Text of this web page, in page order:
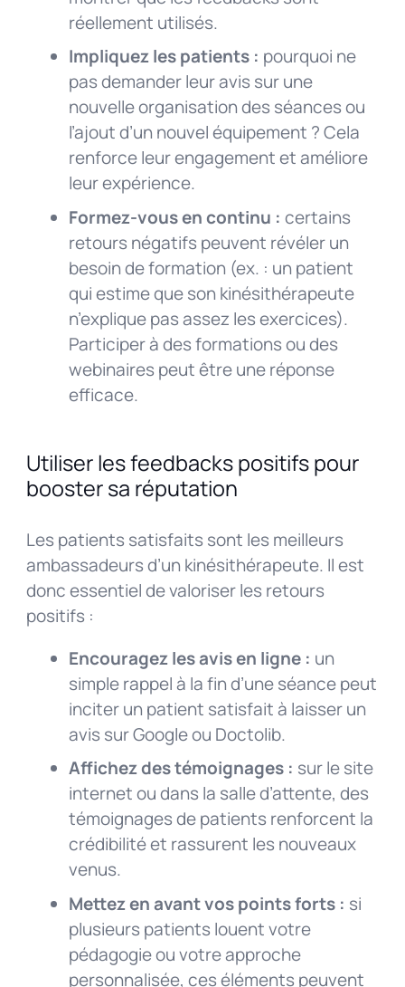
réellement utilisés.
Impliquez les patients : pourquoi ne
pas demander leur avis sur une
nouvelle organisation des séances ou
l’ajout d’un nouvel équipement ? Cela
renforce leur engagement et améliore
leur expérience.
Formez-vous en continu : certains
retours négatifs peuvent révéler un
besoin de formation (ex. : un patient
qui estime que son kinésithérapeute
n’explique pas assez les exercices).
Participer à des formations ou des
webinaires peut être une réponse
efficace.
Utiliser les feedbacks positifs pour
booster sa réputation
Les patients satisfaits sont les meilleurs
ambassadeurs d’un kinésithérapeute. Il est
donc essentiel de valoriser les retours
positifs :
Encouragez les avis en ligne : un
simple rappel à la fin d’une séance peut
inciter un patient satisfait à laisser un
avis sur Google ou Doctolib.
Affichez des témoignages : sur le site
internet ou dans la salle d’attente, des
témoignages de patients renforcent la
crédibilité et rassurent les nouveaux
venus.
Mettez en avant vos points forts : si
plusieurs patients louent votre
pédagogie ou votre approche
personnalisée, ces éléments peuvent